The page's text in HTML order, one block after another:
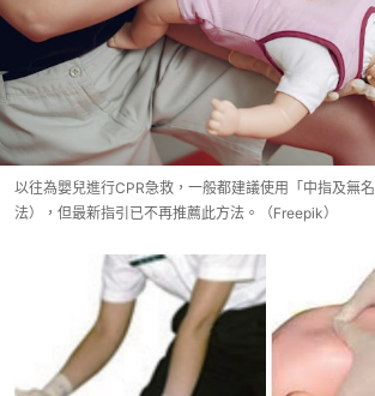
以往為嬰兒進行CPR急救，一般都建議使用「中指及無
法），但最新指引已不再推薦此方法。（Freepik）